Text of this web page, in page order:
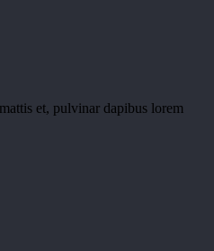
et, pulvinar dapibus lorem